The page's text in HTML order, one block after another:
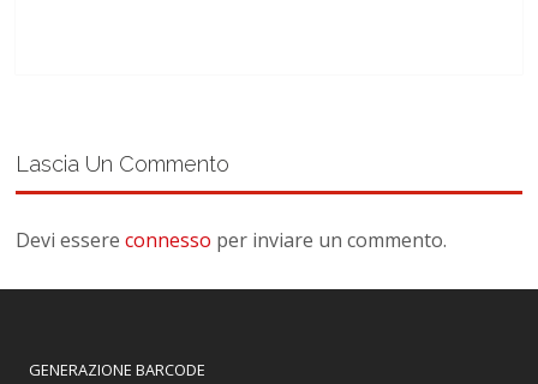
Lascia Un Commento
Devi essereconnesso per inviare un commento.
GENERAZIONE BARCODE